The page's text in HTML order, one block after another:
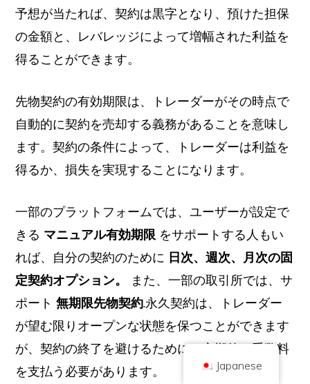
予想が当たれば、契約は黒字となり、預けた担保
の金額と、レバレッジによって増幅された利益を
得ることができます。
先物契約の有効期限は、トレーダーがその時点で
自動的に契約を売却する義務があることを意味し
ます。契約の条件によって、トレーダーは利益を
得るか、損失を実現することになります。
一部のプラットフォームでは、ユーザーが設定で
きる マニュアル有効期限 をサポートする人もい
れば、自分の契約のために 日次、週次、月次の固
定契約オプション。
また、一部の取引所では、サ
ポート無期限先物契約.永久契約は、トレーダー
が望む限りオープンな状態を保つことができます
が、契約の終了を避けるために、定期的に手数料
を支払う必要があります。
会社番号 10490224
住所2階 167-169 Great Portland Street, London, United Kingdom, W1W
5PF
せん。過去の実績は将来の結果を示唆するものではありません。暗号通貨へ
の投資にはリスクが伴います。
暗号通貨は、英国金融行為監督庁の規制を受けず、英国金融サービス補償制
ん。暗号通貨への投資にはリスクが伴い、暗号通貨は価値が上がることもあ
れば、一部または全部の価値を失うこともあります。暗号通貨の販売による
利益にはキャピタルゲイン税が適用される場合があります。
ホーム について プライバシーポリシー お問い合わせ
Japanese